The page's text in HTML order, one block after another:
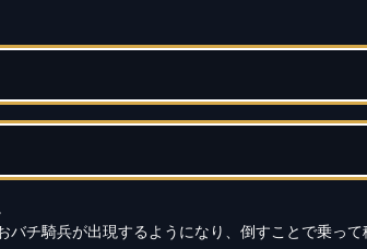
チ騎兵が出現するようになり、倒すことで乗って